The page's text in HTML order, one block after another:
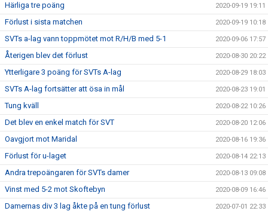
Härliga tre poäng 2020-09-19 19:11
Förlust i sista matchen 2020-09-19 10:18
SVTs a-lag vann toppmötet mot R/H/B med 5-1 2020-09-06 17:57
Återigen blev det förlust 2020-08-30 20:22
Ytterligare 3 poäng för SVTs A-lag 2020-08-29 18:03
SVTs A-lag fortsätter att ösa in mål 2020-08-23 19:01
Tung kväll 2020-08-22 10:26
Det blev en enkel match för SVT 2020-08-20 12:06
Oavgjort mot Maridal 2020-08-16 19:36
Förlust för u-laget 2020-08-14 22:13
Andra trepoängaren för SVTs damer 2020-08-13 09:08
Vinst med 5-2 mot Skoftebyn 2020-08-09 16:46
Damernas div 3 lag åkte på en tung förlust 2020-07-01 22:33